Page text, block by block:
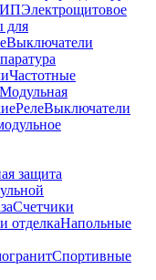
Электрощитовое
для
Выключатели
Частотные
Модульная
РелеВыключатели
защита
Счетчики
отделкаНапольные
Спортивные